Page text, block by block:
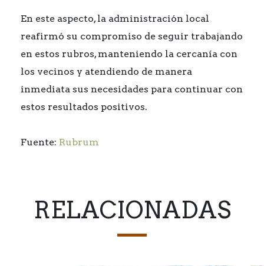
En este aspecto, la administración local
reafirmó su compromiso de seguir trabajando
en estos rubros, manteniendo la cercanía con
los vecinos y atendiendo de manera
inmediata sus necesidades para continuar con
estos resultados positivos.
Fuente: Rubrum
RELACIONADAS